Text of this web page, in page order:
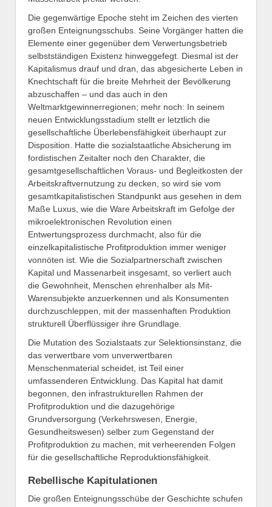
Die gegenwärtige Epoche steht im Zeichen des vierten
großen Enteignungsschubs. Seine Vorgänger hatten die
Elemente einer gegenüber dem Verwertungsbetrieb
selbstständigen Existenz hinweggefegt. Diesmal ist der
Kapitalismus drauf und dran, das abgesicherte Leben in
Knechtschaft für die breite Mehrheit der Bevölkerung
abzuschaffen – und das auch in den
Weltmarktgewinnerregionen; mehr noch: In seinem
neuen Entwicklungsstadium stellt er letztlich die
gesellschaftliche Überlebensfähigkeit überhaupt zur
Disposition. Hatte die sozialstaatliche Absicherung im
fordistischen Zeitalter noch den Charakter, die
gesamtgesellschaftlichen Voraus- und Begleitkosten der
Arbeitskraftvernutzung zu decken, so wird sie vom
gesamtkapitalistischen Standpunkt aus gesehen in dem
Maße Luxus, wie die Ware Arbeitskraft im Gefolge der
mikroelektronischen Revolution einen
Entwertungsprozess durchmacht, also für die
einzelkapitalistische Profitproduktion immer weniger
vonnöten ist. Wie die Sozialpartnerschaft zwischen
Kapital und Massenarbeit insgesamt, so verliert auch
die Gewohnheit, Menschen ehrenhalber als Mit-
Warensubjekte anzuerkennen und als Konsumenten
durchzuschleppen, mit der massenhaften Produktion
strukturell Überflüssiger ihre Grundlage.
Die Mutation des Sozialstaats zur Selektionsinstanz, die
das verwertbare vom unverwertbaren
Menschenmaterial scheidet, ist Teil einer
umfassenderen Entwicklung. Das Kapital hat damit
begonnen, den infrastrukturellen Rahmen der
Profitproduktion und die dazugehörige
Grundversorgung (Verkehrswesen, Energie,
Gesundheitswesen) selber zum Gegenstand der
Profitproduktion zu machen, mit verheerenden Folgen
für die gesellschaftliche Reproduktionsfähigkeit.
Rebellische Kapitulationen
Die großen Enteignungsschübe der Geschichte schufen